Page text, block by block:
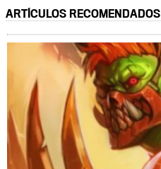
ARTÍCULOS RECOMENDADOS